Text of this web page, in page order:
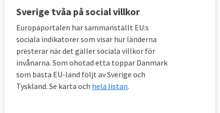
Sverige tvåa på social villkor
Europaportalen har sammanställt EU:s
sociala indikatorer som visar hur länderna
presterar när det gäller sociala villkor för
invånarna. Som ohotad etta toppar Danmark
som bästa EU-land följt av Sverige och
Tyskland. Se karta och hela listan.